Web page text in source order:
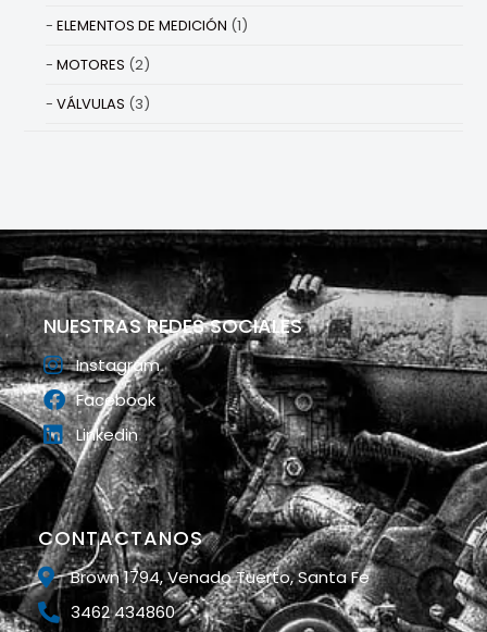
ELEMENTOS DE MEDICIÓN (1)
MOTORES (2)
VÁLVULAS (3)
CONTACTANOS
Brown 1794, Venado Tuerto, Santa Fe
3462 434860
NUESTRAS REDES SOCIALES
Instagram
Facebook
Linkedin